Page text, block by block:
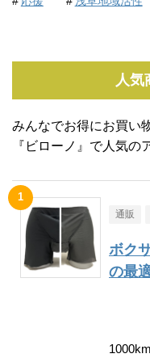
人気
みんなでお得にお買い
『ビローノ』で人気の
通販
ボク
の最